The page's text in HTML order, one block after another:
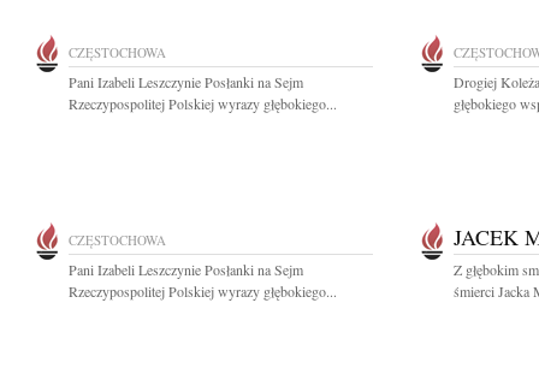
CZĘSTOCHOWA
Pani Izabeli Leszczynie Posłanki na Sejm
Rzeczypospolitej Polskiej wyrazy głębokiego...
Drogiej
głębokiego
CZĘSTOCHOWA
Pani Izabeli Leszczynie Posłanki na Sejm
Rzeczypospolitej Polskiej wyrazy głębokiego...
JACEK
Z głębokim
śmierci Jacka